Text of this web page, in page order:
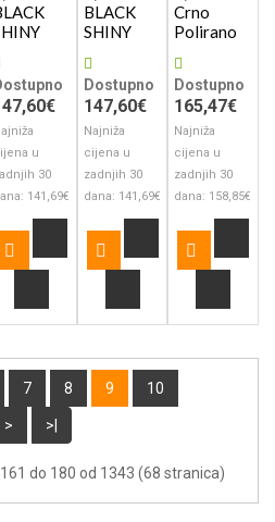
u
30
141,69€
BLACK
SHINY
Dostupno
147,60€
Najniža
cijena u
zadnjih 30
dana: 141,69€
Crno
Polirano
Dostupno
165,47€
Najniža
cijena u
zadnjih 30
dana: 158,85€
7 8 9 10
> >|
do 180 od 1343 (68 stranica)